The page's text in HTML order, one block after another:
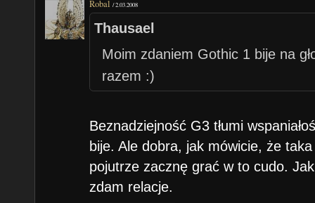
Robal /2.03.2008
Thausael
Moim zdaniem Gothic 1 bije na
razem :)
Beznadziejność G3 tłumi
bije. Ale dobra, jak mówicie, że
pojutrze zacznę grać w to cudo.
zdam relacje.